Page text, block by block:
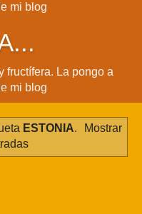
mi blog
fructífera. La pongo a
mi blog
ESTONIA.
Mostrar